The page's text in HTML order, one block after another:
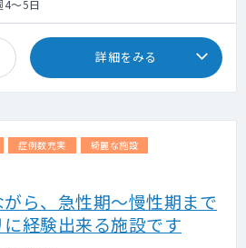
脳血管障害
呼吸器疾患（COPD・ぜんそくなど）
・ペースメーカー
置
在宅中心静脈栄養の管理
気管切開カニューレの交換・管理
・膀胱留置カテーテルの交換・管理
膀胱瘻の管理
4～5日
詳細をみる
症例数充実
綺麗な施設
ら、急性期～慢性期まで
経験出来る施設です